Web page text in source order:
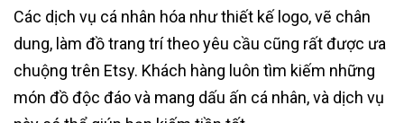
Các dịch vụ cá nhân hóa như thiết kế logo, vẽ chân
dung, làm đồ trang trí theo yêu cầu cũng rất được ưa
chuộng trên Etsy. Khách hàng luôn tìm kiếm những
món đồ độc đáo và mang dấu ấn cá nhân, và dịch vụ